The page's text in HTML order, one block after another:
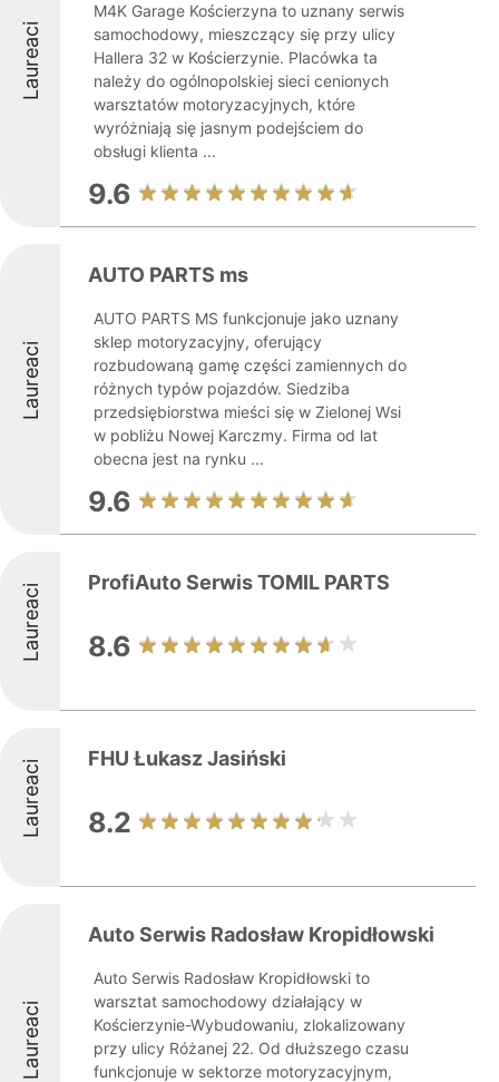
Laureaci
M4K Garage Kościerzyna to uznany serwis
samochodowy, mieszczący się przy ulicy
Hallera 32 w Kościerzynie. Placówka ta
należy do ogólnopolskiej sieci cenionych
warsztatów motoryzacyjnych, które
wyróżniają się jasnym podejściem do
obsługi klienta ...
9.6
Laureaci
AUTO PARTS ms
AUTO PARTS MS funkcjonuje jako uznany
sklep motoryzacyjny, oferujący
rozbudowaną gamę części zamiennych do
różnych typów pojazdów. Siedziba
przedsiębiorstwa mieści się w Zielonej Wsi
w pobliżu Nowej Karczmy. Firma od lat
obecna jest na rynku ...
9.6
Laureaci ProfiAuto Serwis TOMIL PARTS
8.6
Laureaci FHU Łukasz Jasiński
8.2
Laureaci
Auto Serwis Radosław Kropidłowski
Auto Serwis Radosław Kropidłowski to
warsztat samochodowy działający w
Kościerzynie-Wybudowaniu, zlokalizowany
przy ulicy Różanej 22. Od dłuższego czasu
funkcjonuje w sektorze motoryzacyjnym,